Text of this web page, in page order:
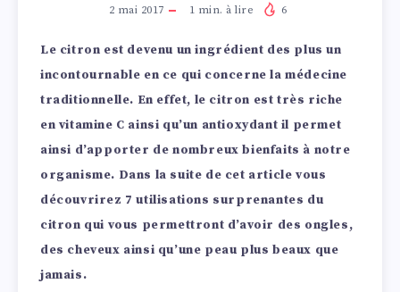
2 mai 2017 1 min. à lire 6
Le citron est devenu un ingrédient des plus un
incontournable en ce qui concerne la médecine
traditionnelle. En effet, le citron est très riche
en vitamine C ainsi qu’un antioxydant il permet
ainsi d’apporter de nombreux bienfaits à notre
organisme. Dans la suite de cet article vous
découvrirez 7 utilisations surprenantes du
citron qui vous permettront d’avoir des ongles,
des cheveux ainsi qu’une peau plus beaux que
jamais.